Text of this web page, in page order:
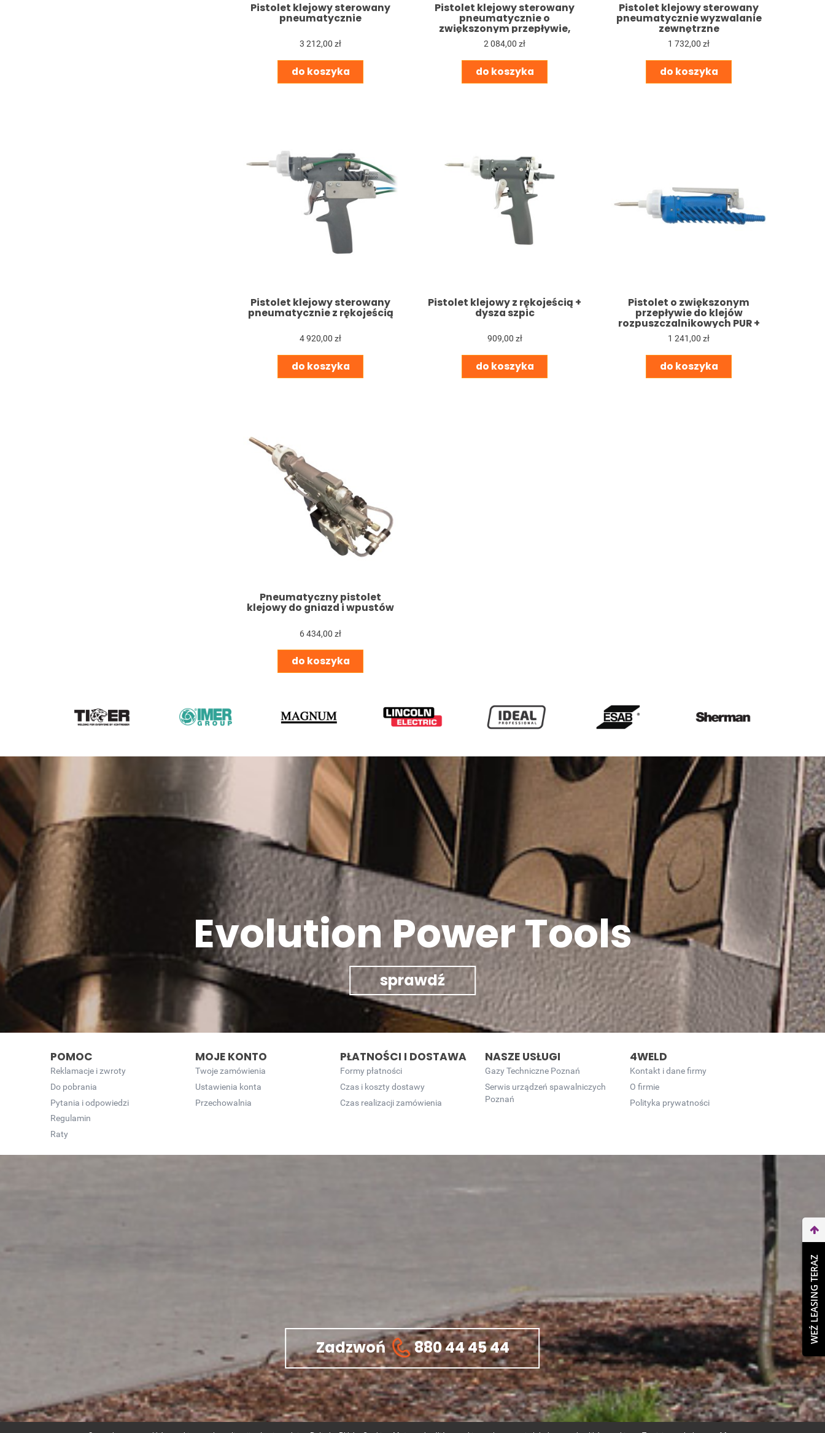
Pistolet klejowy sterowany
pneumatycznie
3 212,00 zł
do koszyka
Pistolet klejowy sterowany
pneumatycznie o
zwiększonym przepływie,
wyzwalanie zewnętrzne
2 084,00 zł
do koszyka
Pistolet klejowy sterowany
pneumatycznie wyzwalanie
zewnętrzne
1 732,00 zł
do koszyka
Pistolet klejowy sterowany
pneumatycznie z rękojeścią
4 920,00 zł
do koszyka
Pistolet klejowy z rękojeścią +
dysza szpic
909,00 zł
do koszyka
Pistolet o zwiększonym
przepływie do klejów
rozpuszczalnikowych PUR +
dysza szpic
1 241,00 zł
do koszyka
Pneumatyczny pistolet
klejowy do gniazd i wpustów
6 434,00 zł
do koszyka
Evolution Power Tools
sprawdź
POMOC
Reklamacje i zwroty
Do pobrania
Pytania i odpowiedzi
Regulamin
Raty
MOJE KONTO
Twoje zamówienia
Ustawienia konta
Przechowalnia
PŁATNOŚCI I DOSTAWA
Formy płatności
Czas i koszty dostawy
Czas realizacji zamówienia
NASZE USŁUGI
Gazy Techniczne Poznań
Serwis urządzeń spawalniczych
Poznań
4WELD
Kontakt i dane firmy
O firmie
Polityka prywatności
WEŹ LEASING TERAZ
Zadzwoń 880 44 45 44